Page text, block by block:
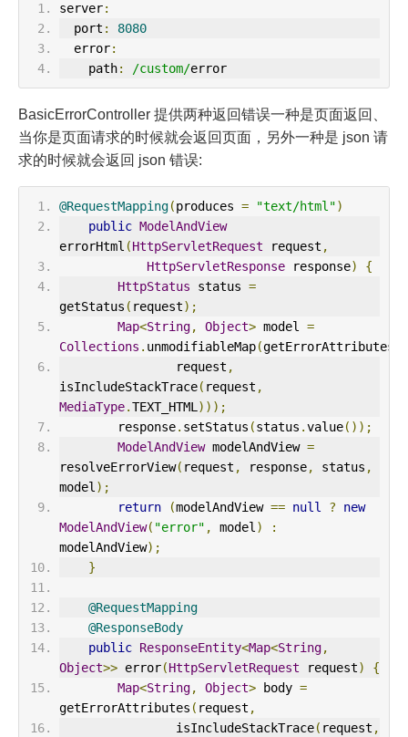
server:
  port
:
8080
  error
:
    path
: /custom/error
BasicErrorController 提供两种返回错误一种是页面返回、
当你是页面请求的时候就会返回页面，另外一种是 json 请
求的时候就会返回 json 错误:
@RequestMapping(produces = "text/html")
public ModelAndView
errorHtml (HttpServletRequest request ,
HttpServletResponse response)
{
HttpStatus status =
getStatus ( request);
Map<String, Object> model =
Collections . unmodifiableMap(getErrorAttributes
                request
,
isIncludeStackTrace( request ,
MediaType.TEXT_HTML)));
        response
. setStatus (status .value());
ModelAndView modelAndView =
resolveErrorView( request , response, status ,
model);
return
(modelAndView == null ?
new
ModelAndView( "error" , model)
:
modelAndView);
}
@RequestMapping
@ResponseBody
public ResponseEntity<Map<String,
Object>> error(HttpServletRequest request)
{
Map<String, Object> body =
getErrorAttributes ( request ,
                isIncludeStackTrace
( request ,